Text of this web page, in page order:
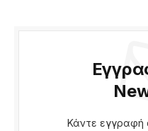
Κάντε εγγραφή